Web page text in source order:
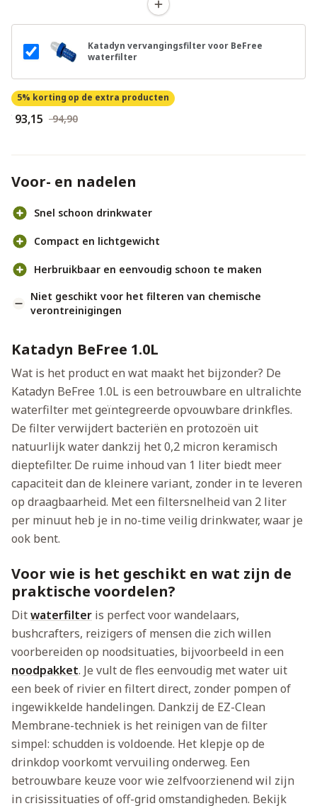
Katadyn vervangingsfilter voor BeFree
waterfilter
5% korting op de extra producten
€ 93,15 € 94,90
Voor- en nadelen
Snel schoon drinkwater
Compact en lichtgewicht
Herbruikbaar en eenvoudig schoon te maken
Niet geschikt voor het filteren van chemische
verontreinigingen
Katadyn BeFree 1.0L
Wat is het product en wat maakt het bijzonder? De
Katadyn BeFree 1.0L is een betrouwbare en ultralichte
waterfilter met geïntegreerde opvouwbare drinkfles.
De filter verwijdert bacteriën en protozoën uit
natuurlijk water dankzij het 0,2 micron keramisch
dieptefilter. De ruime inhoud van 1 liter biedt meer
capaciteit dan de kleinere variant, zonder in te leveren
op draagbaarheid. Met een filtersnelheid van 2 liter
per minuut heb je in no-time veilig drinkwater, waar je
ook bent.
Voor wie is het geschikt en wat zijn de
praktische voordelen?
Ditwaterfilter is perfect voor wandelaars,
bushcrafters, reizigers of mensen die zich willen
voorbereiden op noodsituaties, bijvoorbeeld in een
noodpakket. Je vult de fles eenvoudig met water uit
een beek of rivier en filtert direct, zonder pompen of
ingewikkelde handelingen. Dankzij de EZ-Clean
Membrane-techniek is het reinigen van de filter
simpel: schudden is voldoende. Het klepje op de
drinkdop voorkomt vervuiling onderweg. Een
betrouwbare keuze voor wie zelfvoorzienend wil zijn
in crisissituaties of off-grid omstandigheden. Bekijk